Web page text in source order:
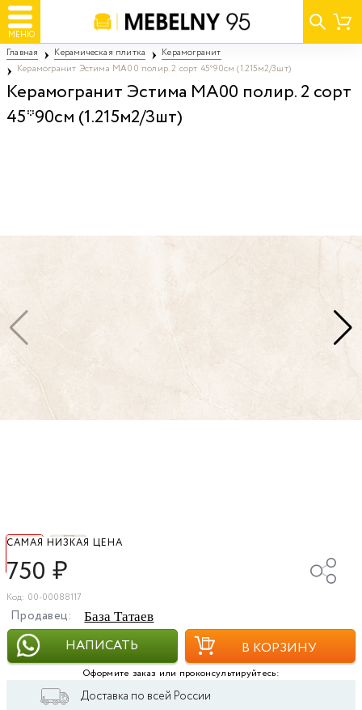
МЕНЮ
Главная Керамическая плитка
Керамогранит
Керамогранит Эстима MA00 полир. 2 сорт 45*90см (1.215м2/3шт)
Керамогранит Эстима MA00 полир. 2 сорт
45*90см (1.215м2/3шт)
САМАЯ НИЗКАЯ ЦЕНА
750 ₽
Код: 00-00088117
Продавец: База Татаев
НАПИСАТЬ В КОРЗИНУ
Оформите заказ или проконсультируйтесь:
Доставка по всей России